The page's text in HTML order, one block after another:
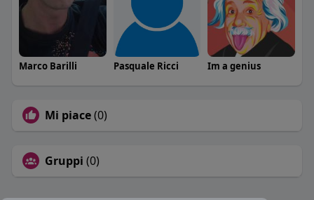
Marco Barilli Pasquale Ricci Im a genius
Mi piace(0)
Gruppi (0)